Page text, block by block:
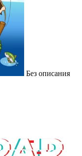
Без описания